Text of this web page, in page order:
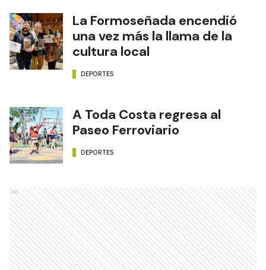
La Formoseñada encendió
una vez más la llama de la
cultura local
DEPORTES
A Toda Costa regresa al
Paseo Ferroviario
DEPORTES
Ads